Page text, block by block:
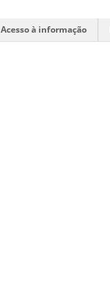
Acesso à informação